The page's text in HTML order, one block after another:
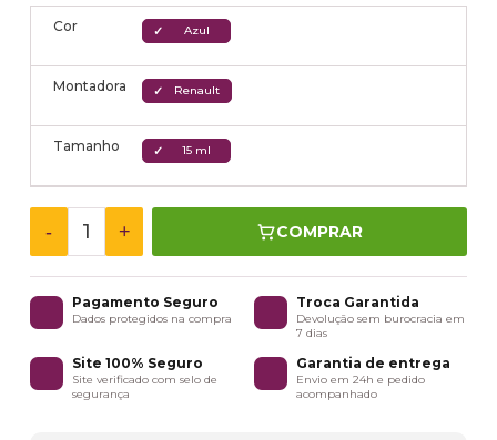
Cor Azul
Montadora Renault
Tamanho 15 ml
- + COMPRAR
Pagamento Seguro
Dados protegidos na compra
Troca Garantida
Devolução sem burocracia em
7 dias
Site 100% Seguro
Site verificado com selo de
segurança
Garantia de entrega
Envio em 24h e pedido
acompanhado